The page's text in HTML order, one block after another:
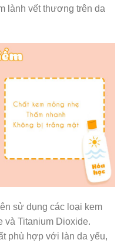
lành vết thương trên da
sử dụng các loại kem
và Titanium Dioxide.
phù hợp với làn da yếu,